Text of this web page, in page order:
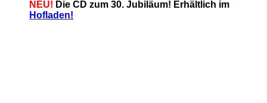
NEU! Die CD zum 30. Jubiläum! Erhältlich im
Hofladen!